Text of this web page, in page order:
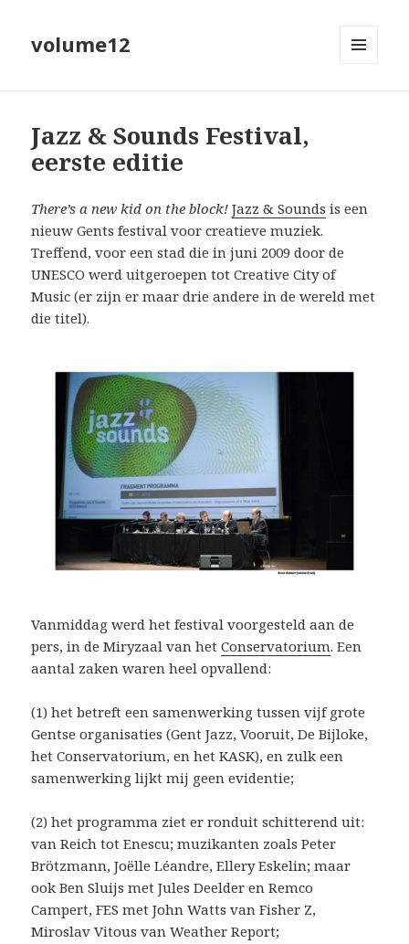
volume12
Jazz & Sounds Festival,
eerste editie
There’s a new kid on the block! Jazz & Sounds is een
nieuw Gents festival voor creatieve muziek.
Treffend, voor een stad die in juni 2009 door de
UNESCO werd uitgeroepen tot Creative City of
Music (er zijn er maar drie andere in de wereld met
die titel).
Vanmiddag werd het festival voorgesteld aan de
pers, in de Miryzaal van hetConservatorium. Een
aantal zaken waren heel opvallend:
(1) het betreft een samenwerking tussen vijf grote
Gentse organisaties (Gent Jazz, Vooruit, De Bijloke,
het Conservatorium, en het KASK), en zulk een
samenwerking lijkt mij geen evidentie;
(2) het programma ziet er ronduit schitterend uit:
van Reich tot Enescu; muzikanten zoals Peter
Brötzmann, Joëlle Léandre, Ellery Eskelin; maar
ook Ben Sluijs met Jules Deelder en Remco
Campert, FES met John Watts van Fisher Z,
Miroslav Vitous van Weather Report;